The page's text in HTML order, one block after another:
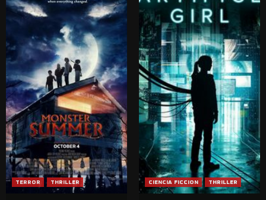
TERROR THRILLER CIENCIA FICCION THRILLER